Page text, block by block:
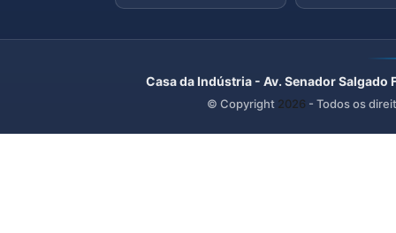
Casa da Indústria - Av. Senador
© Copyright 2026 - Todos os